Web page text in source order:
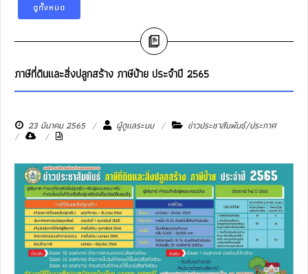
ดูทั้งหมด
ภาษีที่ดินและสิ่งปลูกสร้าง ภาษีป้าย ประจำปี 2565
23 มีนาคม 2565 ผู้ดูแลระบบ ข่าวประชาสัมพันธ์/ประกาศ